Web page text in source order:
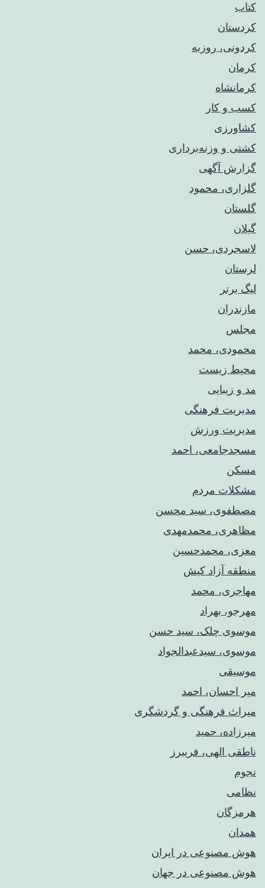
کتاب
کردستان
کردونی، روزبه
کرمان
کرمانشاه
کسب و کار
کشاورزی
کشتی و وزنه‌برداری
گزارش آگهی
گلزاری، محمود
گلستان
گیلان
لاسجردی، حسن
لرستان
لیگ برتر
مازندران
مجلس
محمودی، محمد
محیط زیست
مد و زیبایی
مدیریت فرهنگی
مدیریت ورزش
مسجدجامعی، احمد
مسکن
مشکلات مردم
مصطفوی، سید محسن
مظاهری، محمدمهدی
معزی، محمدحسین
منطقه آزاد کیش
مهاجری، محمد
مهرجو، بهراد
موسوی چلک، سید حسن
موسوی، سیدعبدالجواد
موسیقی
میر احسان، احمد
میراث فرهنگی و گردشگری
میرزاده، حمید
ناطقی الهی، فریبرز
نجوم
نظامی
هرمزگان
همدان
هوش مصنوعی در ایران
هوش مصنوعی در جهان